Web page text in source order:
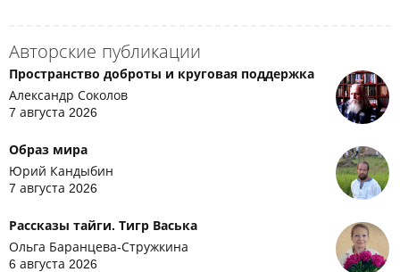
Авторские публикации
Пространство доброты и круговая поддержка
Александр Соколов
7 августа 2026
Образ мира
Юрий Кандыбин
7 августа 2026
Рассказы тайги. Тигр Васька
Ольга Баранцева-Стружкина
6 августа 2026